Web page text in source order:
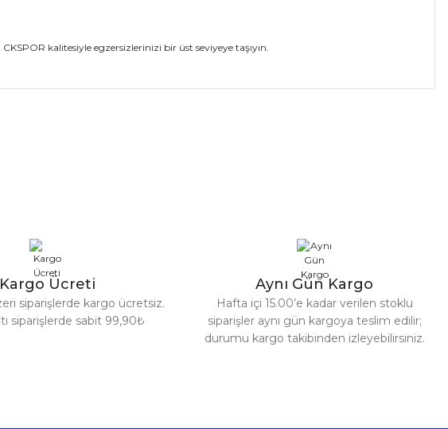
kalitesiyle egzersizlerinizi bir üst seviyeye taşıyın.
Kargo Ücreti
siparişlerde kargo ücretsiz.
siparişlerde sabit 99,90₺
Aynı Gün Kargo
Hafta içi 15.00’e kadar verilen stoklu
siparişler aynı gün kargoya teslim edilir;
durumu kargo takibinden izleyebilirsiniz.